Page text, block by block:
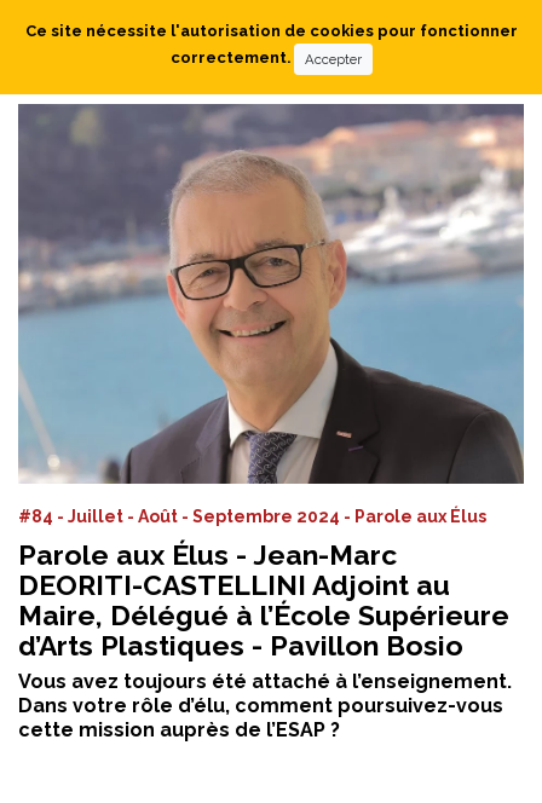
#84 - Juillet - Août - Septembre 2024 - Parole aux Élus
Parole aux Élus - Jean-Marc
DEORITI-CASTELLINI Adjoint au
Maire, Délégué à l’École Supérieure
d’Arts Plastiques - Pavillon Bosio
Vous avez toujours été attaché à l’enseignement.
Dans votre rôle d’élu, comment poursuivez-vous
cette mission auprès de l’ESAP ?
Ce site nécessite l'autorisation de cookies pour fonctionner
correctement.
Accepter